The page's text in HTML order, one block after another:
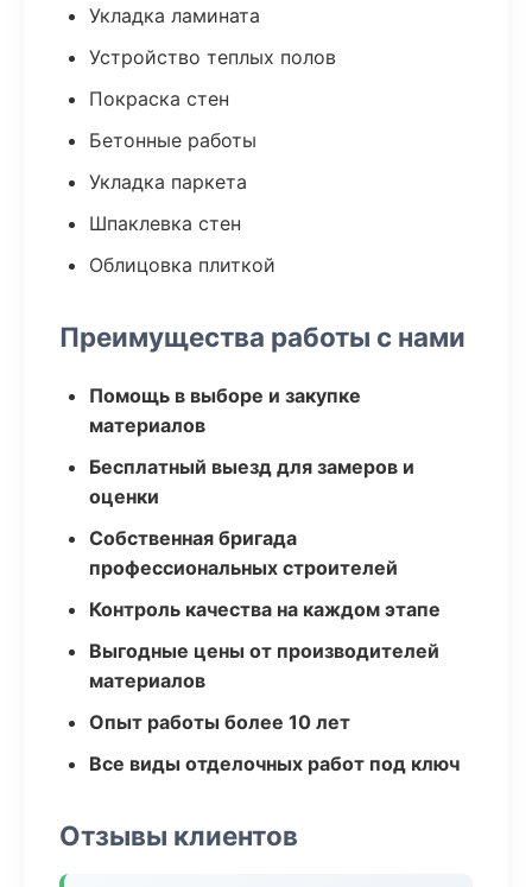
Укладка ламината
Устройство теплых полов
Покраска стен
Бетонные работы
Укладка паркета
Шпаклевка стен
Облицовка плиткой
Преимущества работы с нами
Помощь в выборе и закупке
материалов
Бесплатный выезд для замеров и
оценки
Собственная бригада
профессиональных строителей
Контроль качества на каждом этапе
Выгодные цены от производителей
материалов
Опыт работы более 10 лет
Все виды отделочных работ под ключ
Отзывы клиентов